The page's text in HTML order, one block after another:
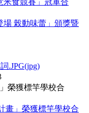
榮獲標竿學校合